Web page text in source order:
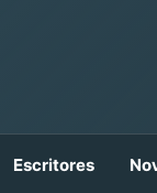
Escritores